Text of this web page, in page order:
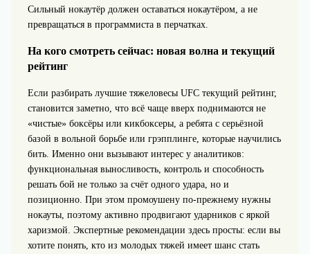
Сильный нокаутёр должен оставаться нокаутёром, а не
превращаться в программиста в перчатках.
На кого смотреть сейчас: новая волна и текущий
рейтинг
Если разбирать лучшие тяжеловесы UFC текущий рейтинг,
становится заметно, что всё чаще вверх поднимаются не
«чистые» боксёры или кикбоксеры, а ребята с серьёзной
базой в вольной борьбе или грэпплинге, которые научились
бить. Именно они вызывают интерес у аналитиков:
функциональная выносливость, контроль и способность
решать бой не только за счёт одного удара, но и
позиционно. При этом промоушену по‑прежнему нужны
нокауты, поэтому активно продвигают ударников с яркой
харизмой. Экспертные рекомендации здесь просты: если вы
хотите понять, кто из молодых тяжей имеет шанс стать